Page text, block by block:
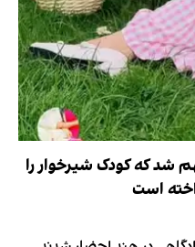
شد که کودک شیرخوار را
است